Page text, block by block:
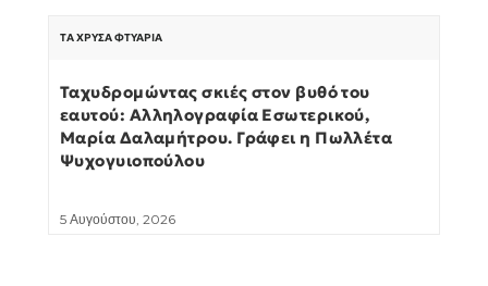
ΤΑ ΧΡΥΣΆ ΦΤΥΆΡΙΑ
Ταχυδρομώντας σκιές στον βυθό του
εαυτού: Αλληλογραφία Εσωτερικού,
Μαρία Δαλαμήτρου. Γράφει η Πωλλέτα
Ψυχογυιοπούλου
5 Αυγούστου, 2026